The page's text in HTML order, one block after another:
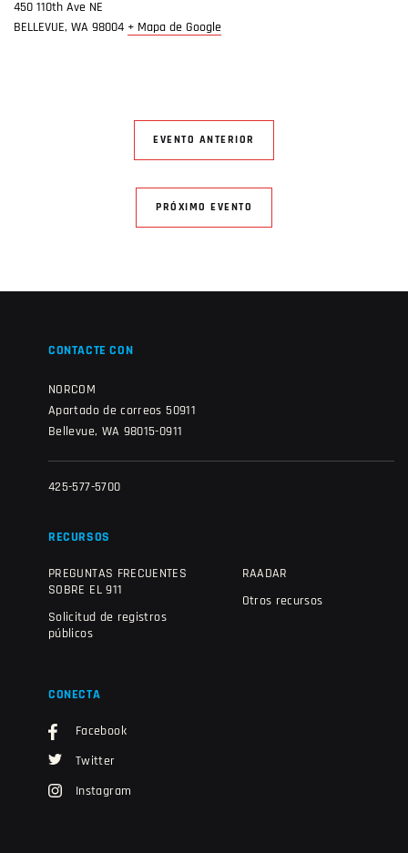
450 110th Ave NE
BELLEVUE, WA 98004 + Mapa de Google
EVENTO ANTERIOR
PRÓXIMO EVENTO
CONTACTE CON
NORCOM
Apartado de correos 50911
Bellevue, WA 98015-0911
425-577-5700
RECURSOS
PREGUNTAS FRECUENTES
SOBRE EL 911
Solicitud de registros
públicos
RAADAR
Otros recursos
CONECTA
Facebook
Twitter
Instagram